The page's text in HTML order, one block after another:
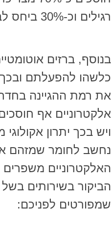
רגילים וכ-30% ביחס לברזי לחיצה.
בנוסף, ברזים
כלשהו להפעלתם
את רמת ההגיינה
אלקטרוניים אף
ויש בכך יתרון
נחשב לחומר שמזהם
האלקטרוניים
הביקור בשירותים
שמפורטים לפניכם: